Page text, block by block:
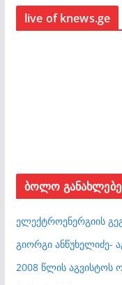
live of knews.ge
ბოლო
ელექტროენერგიის
გიორგი ანწუხელიძე-
2008 წლის აგვისტოს